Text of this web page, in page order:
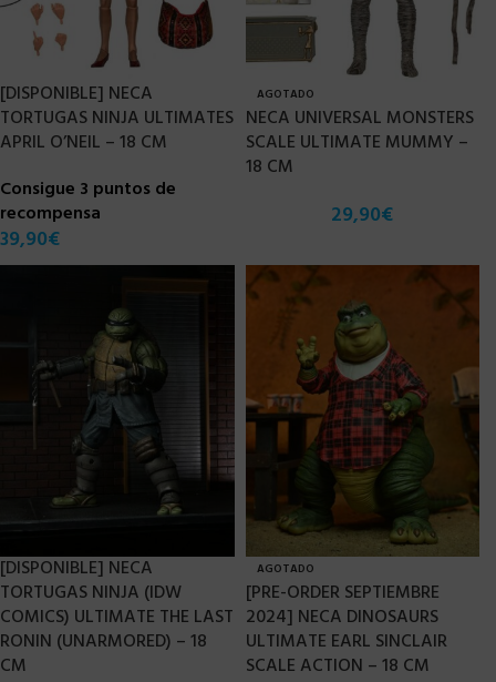
[DISPONIBLE] NECA
TORTUGAS NINJA ULTIMATES
APRIL O’NEIL – 18 CM
Consigue 3 puntos de
recompensa
39,90€
AGOTADO
NECA UNIVERSAL MONSTERS
SCALE ULTIMATE MUMMY –
18 CM
29,90€
[DISPONIBLE] NECA
TORTUGAS NINJA (IDW
COMICS) ULTIMATE THE LAST
RONIN (UNARMORED) – 18
CM
AGOTADO
[PRE-ORDER SEPTIEMBRE
2024] NECA DINOSAURS
ULTIMATE EARL SINCLAIR
SCALE ACTION – 18 CM